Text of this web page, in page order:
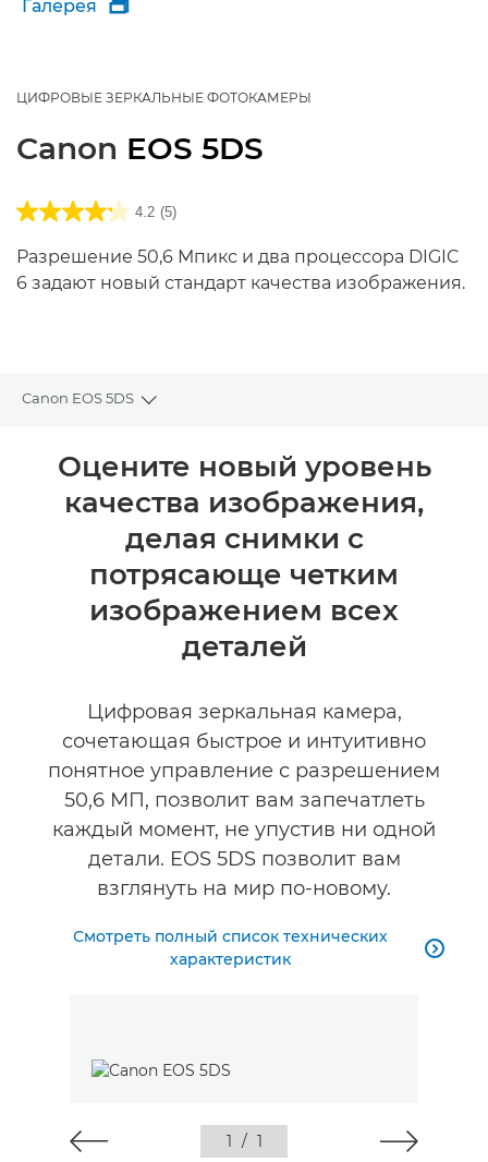
Галерея 
ЦИФРОВЫЕ ЗЕРКАЛЬНЫЕ ФОТОКАМЕРЫ
Canon EOS 5DS
4.2 (5)
Разрешение 50,6 Мпикс и два процессора DIGIC
6 задают новый стандарт качества изображения.
Canon EOS 5DS
Toggle breadcrumbs
Общая информация
Технические характеристики
Оцените новый уровень
качества изображения,
делая снимки с
потрясающе четким
изображением всех
деталей
Цифровая зеркальная камера,
сочетающая быстрое и интуитивно
понятное управление с разрешением
50,6 МП, позволит вам запечатлеть
каждый момент, не упустив ни одной
детали. EOS 5DS позволит вам
взглянуть на мир по-новому.
Смотреть полный список технических
характеристик

1 / 1